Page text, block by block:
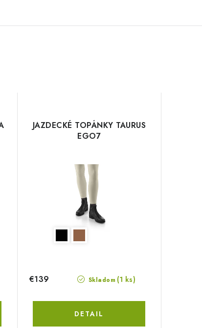
JAZDECKÉ TOPÁNKY TAURUS
EGO7
Skladom (1 ks)
€139
DETAIL